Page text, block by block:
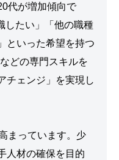
代が増加傾向で
したい」「他の職種
といった希望を持つ
どの専門スキルを
チェンジ」を実現し
まっています。少
人材の確保を目的